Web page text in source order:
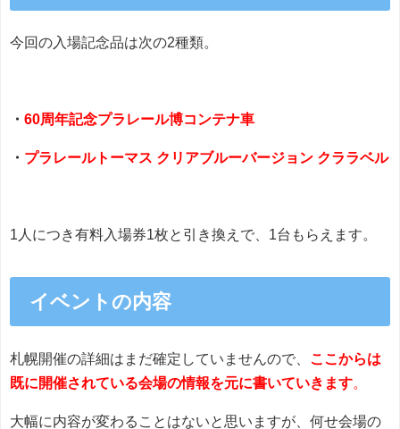
今回の入場記念品は次の2種類。
・ 60周年記念プラレール博コンテナ車
・ プラレールトーマス クリアブルーバージョン クララベル
1人につき有料入場券1枚と引き換えで、1台もらえます。
イベントの内容
札幌開催の詳細はまだ確定していませんので、
ここからは
既に開催されている会場の情報を元に書いていきます
大幅に内容が変わることはないと思いますが、何せ会場の